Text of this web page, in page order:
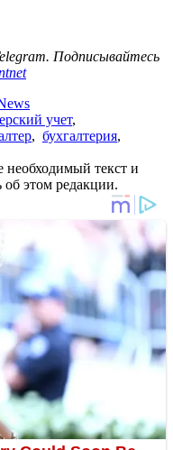
Подписывайтесь
учет,
, бухгалтерия,
текст и
этом редакции.